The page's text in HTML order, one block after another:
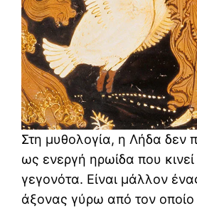
Στη μυθολογία, η Λήδα δεν
ως ενεργή ηρωίδα που κινεί
γεγονότα. Είναι μάλλον
άξονας γύρω από τον οποίο